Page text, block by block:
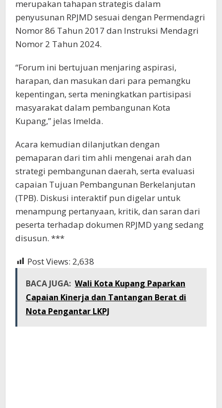
merupakan tahapan strategis dalam
penyusunan RPJMD sesuai dengan Permendagri
Nomor 86 Tahun 2017 dan Instruksi Mendagri
Nomor 2 Tahun 2024.
“Forum ini bertujuan menjaring aspirasi,
harapan, dan masukan dari para pemangku
kepentingan, serta meningkatkan partisipasi
masyarakat dalam pembangunan Kota
Kupang,” jelas Imelda.
Acara kemudian dilanjutkan dengan
pemaparan dari tim ahli mengenai arah dan
strategi pembangunan daerah, serta evaluasi
capaian Tujuan Pembangunan Berkelanjutan
(TPB). Diskusi interaktif pun digelar untuk
menampung pertanyaan, kritik, dan saran dari
peserta terhadap dokumen RPJMD yang sedang
disusun. ***
Post Views: 2,638
BACA JUGA: Wali Kota Kupang Paparkan
Capaian Kinerja dan Tantangan Berat di
Nota Pengantar LKPJ